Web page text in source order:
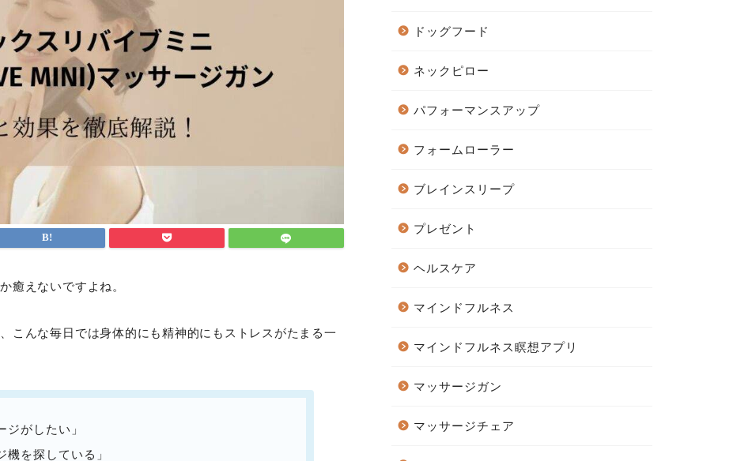
癒えないですよね。
こんな毎日では身体的にも精神的にもストレスがたまる一
ジがしたい」
機を探している」
ドッグフード
ネックピロー
パフォーマンスアップ
フォームローラー
ブレインスリープ
プレゼント
ヘルスケア
マインドフルネス
マインドフルネス瞑想アプリ
マッサージガン
マッサージチェア